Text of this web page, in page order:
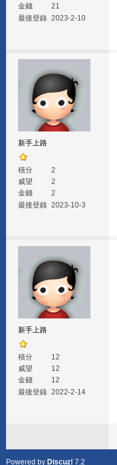
金錢
21
最後登錄 2023-2-10
新手上路
積分
2
威望
2
金錢
2
最後登錄 2023-10-3
新手上路
積分
12
威望
12
金錢
12
最後登錄 2022-2-14
Powered by Discuz! 7.2